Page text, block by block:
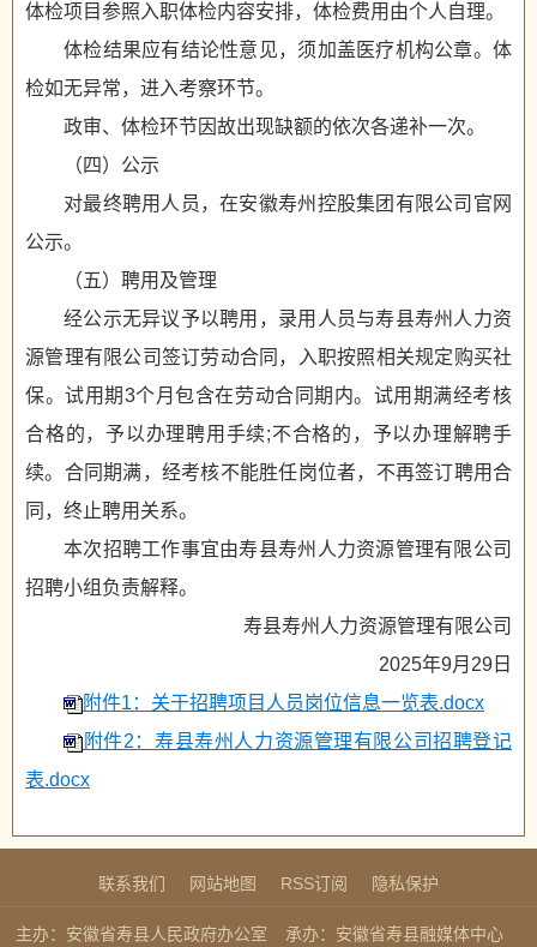
体检项目参照入职体检内容安排，体检费用由个人自理。
体检结果应有结论性意见，须加盖医疗机构公章。体
检如无异常，进入考察环节。
政审、体检环节因故出现缺额的依次各递补一次。
（四）公示
对最终聘用人员，在安徽寿州控股集团有限公司官网
公示。
（五）聘用及管理
经公示无异议予以聘用，录用人员与寿县寿州人力资
源管理有限公司签订劳动合同，入职按照相关规定购买社
保。试用期3个月包含在劳动合同期内。试用期满经考核
合格的，予以办理聘用手续;不合格的，予以办理解聘手
续。合同期满，经考核不能胜任岗位者，不再签订聘用合
同，终止聘用关系。
本次招聘工作事宜由寿县寿州人力资源管理有限公司
招聘小组负责解释。
寿县寿州人力资源管理有限公司
2025年9月29日
附件1：关于招聘项目人员岗位信息一览表.docx
附件2：寿县寿州人力资源管理有限公司招聘登记
表.docx
联系我们 网站地图 RSS订阅 隐私保护
主办：安徽省寿县人民政府办公室 承办：安徽省寿县融媒体中心